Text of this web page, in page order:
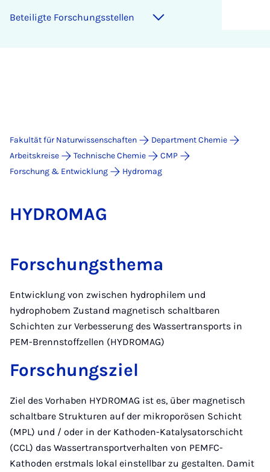
Beteiligte Forschungsstellen
Fakultät für Naturwissenschaften
Department Chemie
Arbeitskreise
Technische Chemie
CMP
Forschung & Entwicklung
Hydromag
HY­DRO­MAG
Forschungsthema
Entwicklung von zwischen hydrophilem und
hydrophobem Zustand magnetisch schaltbaren
Schichten zur Verbesserung des Wassertransports in
PEM-Brennstoffzellen (HYDROMAG)
Forschungsziel
Ziel des Vorhaben HYDROMAG ist es, über magnetisch
schaltbare Strukturen auf der mikroporösen Schicht
(MPL) und / oder in der Kathoden-Katalysatorschicht
(CCL) das Wassertransportverhalten von PEMFC-
Kathoden erstmals lokal einstellbar zu gestalten. Damit